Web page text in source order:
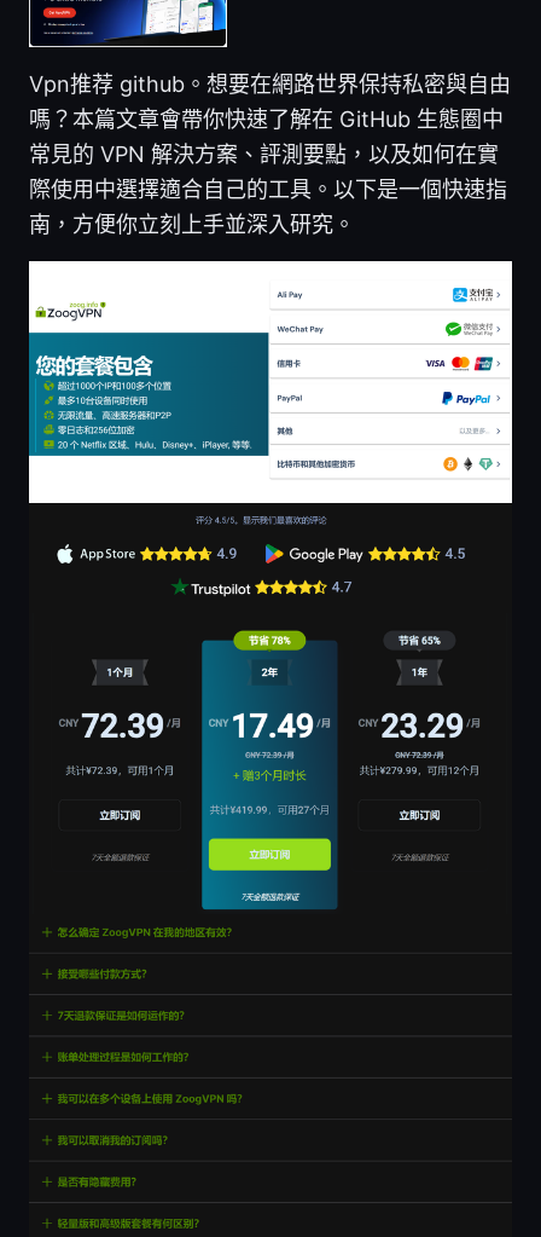
Vpn推荐 github。想要在網路世界保持私密與自由
嗎？本篇文章會帶你快速了解在 GitHub 生態圈中
常見的 VPN 解決方案、評測要點，以及如何在實
際使用中選擇適合自己的工具。以下是一個快速指
南，方便你立刻上手並深入研究。